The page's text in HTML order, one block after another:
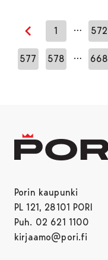
Edellinen sivu
1 … 572
577 578 … 668
Porin kaupunki
PL 121, 28101 PORI
Puh. 02 621 1100
kirjaamo@pori.fi